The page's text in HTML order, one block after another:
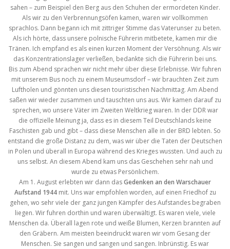
sahen – zum Beispiel den Berg aus den Schuhen der ermordeten Kinder.
Als wir zu den Verbrennungsöfen kamen, waren wir vollkommen
sprachlos. Dann begann ich mit zittriger Stimme das Vaterunser zu beten.
Als ich hörte, dass unsere polnische Führerin mitbetete, kamen mir die
Tränen. Ich empfand es als einen kurzen Moment der Versöhnung. Als wir
das Konzentrationslager verließen, bedankte sich die Führerin bei uns.
Bis zum Abend sprachen wir nicht mehr über diese Erlebnisse. Wir fuhren
mit unserem Bus noch zu einem Museumsdorf – wir brauchten Zeit zum
Luftholen und gönnten uns diesen touristischen Nachmittag. Am Abend
saßen wir wieder zusammen und tauschten uns aus. Wir kamen darauf zu
sprechen, wo unsere Väter im Zweiten Weltkrieg waren. In der DDR war
die offizielle Meinung ja, dass es in diesem Teil Deutschlands keine
Faschisten gab und gibt – dass diese Menschen alle in der BRD lebten. So
entstand die große Distanz zu dem, was wir über die Taten der Deutschen
in Polen und überall in Europa während des Krieges wussten. Und auch zu
uns selbst. An diesem Abend kam uns das Geschehen sehr nah und
wurde zu etwas Persönlichem.
Am 1. August erlebten wir dann dasGedenken an den Warschauer
Aufstand 1944 mit. Uns war empfohlen worden, auf einen Friedhof zu
gehen, wo sehr viele der ganz jungen Kämpfer des Aufstandes begraben
liegen. Wir fuhren dorthin und waren überwältigt. Es waren viele, viele
Menschen da. Überall lagen rote und weiße Blumen, Kerzen brannten auf
den Gräbern. Am meisten beeindruckt waren wir vom Gesang der
Menschen. Sie sangen und sangen und sangen. Inbrünstig. Es war